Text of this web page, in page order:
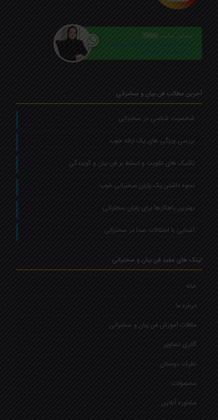
مشاور سایت Online
ارتباط آنلاین با استاد فاطمه بهرامی
از طریق چت واتساپ
آخرین مطالب فن بیان و سخنرانی
شخصیت شناسی در سخنرانی
بررسی ویژگی های یک ارائه خوب
تکنیک های تقویت و تسلط بر فن بیان و گویندگی
نحوه داشتن یک پایان سخنرانی خوب
بهترین راهکارها برای پایان سخنرانی
آشنایی با اختلالات صدا در سخنرانی
لینک های مفید فن بیان و سخنرانی
خانه
درباره ما
مقالات آموزش فن بیان و سخنرانی
گالری تصاویر
نظرات دوستان
محصولات
مشاوره آنلاین